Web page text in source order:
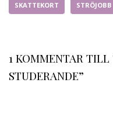
SKATTEKORT STRÖJOBB
1 KOMMENTAR TILL
STUDERANDE”